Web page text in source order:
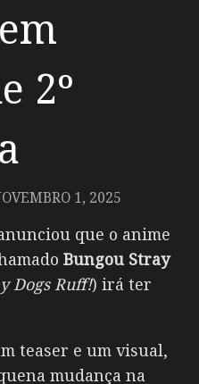
2º
1, 2025
que o anime
Bungou Stray
Dogs Ruff!) irá ter
teaser e um visual,
mudança na